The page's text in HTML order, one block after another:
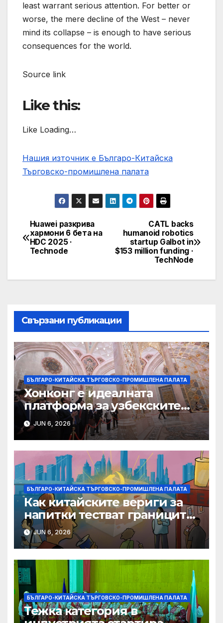
least warrant serious attention. For better or
worse, the mere decline of the West – never
mind its collapse – is enough to have serious
consequences for the world.
Source link
Like this:
Like Loading…
Нашия източник е Българо-Китайска
Търговско-промишлена палaта
Post
navigation
CATL backs
humanoid robotics
startup Galbot in
$153 million funding ·
TechNode
Huawei разкрива
хармони 6 бета на
HDC 2025 ·
Technode
Свързани публикации
БЪЛГАРО-КИТАЙСКА ТЪРГОВСКО-ПРОМИШЛЕНА ПАЛАТА
Хонконг е идеалната
платформа за узбекските
фирми да разширят
крилата си в световен
мащаб, казва Джон Лий
JUN 6, 2026
БЪЛГАРО-КИТАЙСКА ТЪРГОВСКО-ПРОМИШЛЕНА ПАЛАТА
Как китайските вериги за
напитки тестват границите
на меката сила
JUN 6, 2026
БЪЛГАРО-КИТАЙСКА ТЪРГОВСКО-ПРОМИШЛЕНА ПАЛАТА
Тежка категория в